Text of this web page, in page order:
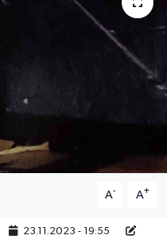
A- A+
23.11.2023 - 19:55